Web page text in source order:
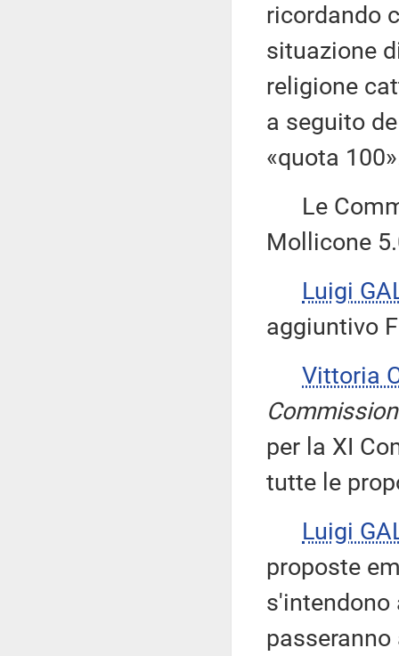
ricordando
situazione
religione
a seguito
«quota
Le
Mollicone
Luigi
aggiuntivo
Vittoria
per la XI
tutte le
Luigi
proposte
s'intendono